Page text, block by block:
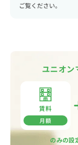
ご覧ください。
ユニオン
賃料
月額
のみの設